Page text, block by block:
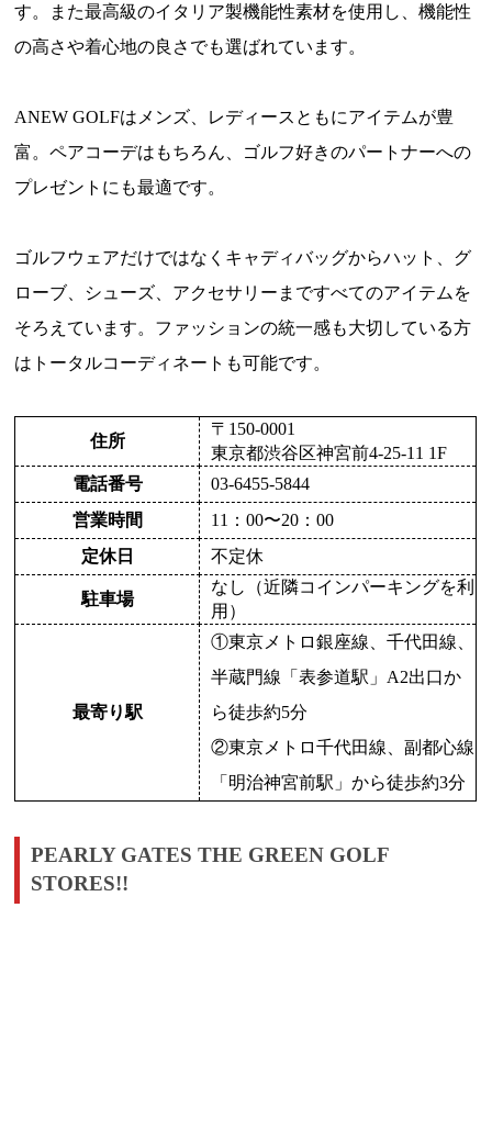
す。また最高級のイタリア製機能性素材を使用し、機能性
の高さや着心地の良さでも選ばれています。
ANEW GOLFはメンズ、レディースともにアイテムが豊
富。ペアコーデはもちろん、ゴルフ好きのパートナーへの
プレゼントにも最適です。
ゴルフウェアだけではなくキャディバッグからハット、グ
ローブ、シューズ、アクセサリーまですべてのアイテムを
そろえています。ファッションの統一感も大切している方
はトータルコーディネートも可能です。
住所
〒150-0001
東京都渋谷区神宮前4-25-11 1F
電話番号
03-6455-5844
営業時間
11：00〜20：00
定休日
不定休
駐車場
なし（近隣コインパーキングを利
用）
最寄り駅
①東京メトロ銀座線、千代田線、
半蔵門線「表参道駅」A2出口か
ら徒歩約5分
②東京メトロ千代田線、副都心線
「明治神宮前駅」から徒歩約3分
PEARLY GATES THE GREEN GOLF
STORES!!